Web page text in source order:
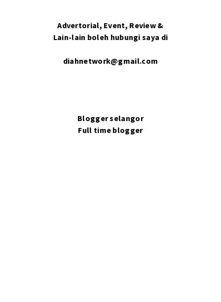
Advertorial, Event, Review &
Lain-lain boleh hubungi saya di
diahnetwork@gmail.com
Blogger selangor
Full time blogger